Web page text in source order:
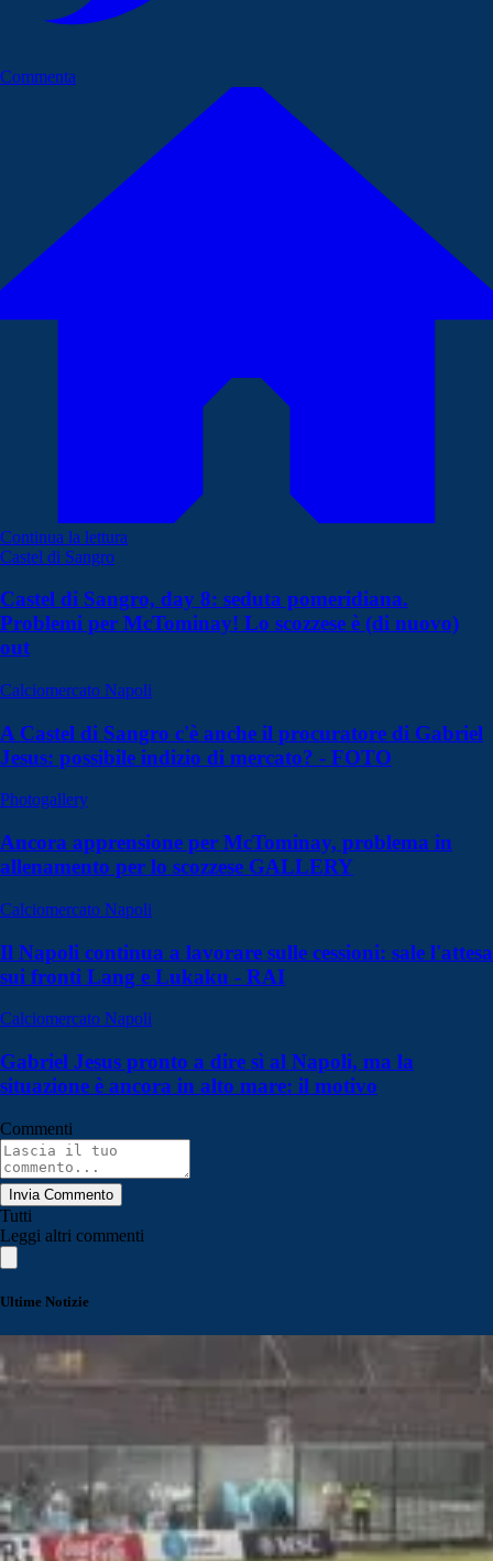
Commenta
Continua la lettura
Castel di Sangro
Castel di Sangro, day 8: seduta pomeridiana.
Problemi per McTominay! Lo scozzese è (di nuovo)
out
Calciomercato Napoli
A Castel di Sangro c'è anche il procuratore di Gabriel
Jesus: possibile indizio di mercato? - FOTO
Photogallery
Ancora apprensione per McTominay, problema in
allenamento per lo scozzese GALLERY
Calciomercato Napoli
Il Napoli continua a lavorare sulle cessioni: sale l'attesa
sui fronti Lang e Lukaku - RAI
Calciomercato Napoli
Gabriel Jesus pronto a dire sì al Napoli, ma la
situazione è ancora in alto mare: il motivo
Commenti
Invia Commento
Tutti
Leggi altri commenti
Ultime Notizie